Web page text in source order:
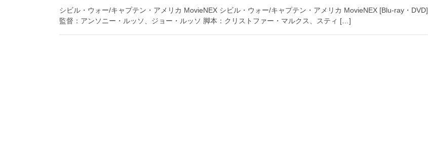
シビル・ウォー/キャプテン・アメリカ MovieNEX シビル・ウォー/キャプテン・アメリカ MovieNEX [Blu-ray・DVD]
監督：アンソニー・ルッソ、ジョー・ルッソ 脚本：クリストファー・マルクス、スティ […]